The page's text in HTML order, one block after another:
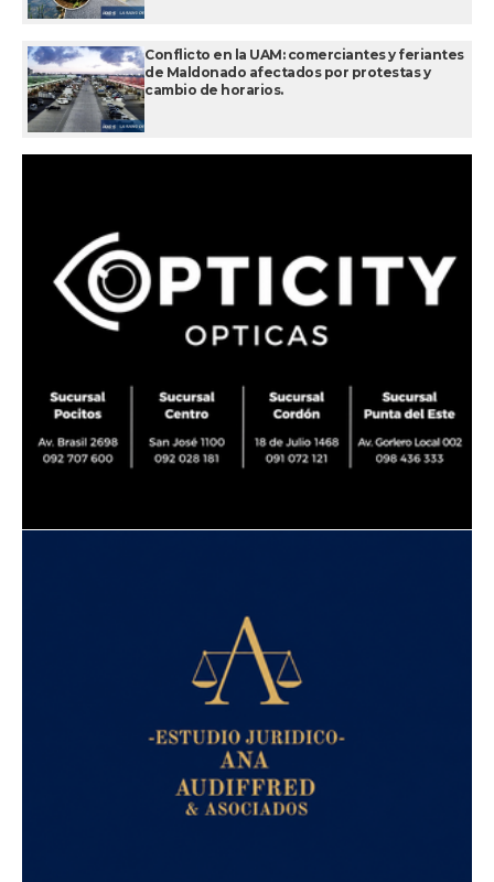
Conflicto en la UAM: comerciantes y feriantes
de Maldonado afectados por protestas y
cambio de horarios.